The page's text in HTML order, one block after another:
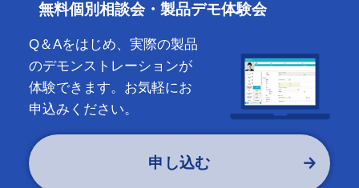
無料個別相談会・製品デモ体験会
Q＆Aをはじめ、実際の製品
のデモンストレーションが
体験できます。お気軽にお
申込みください。
申し込む